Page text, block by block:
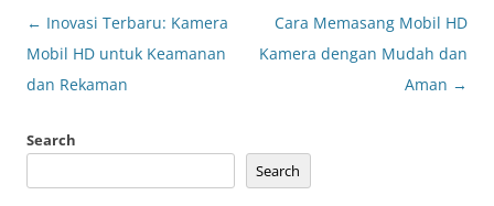
Post
navigation
← Inovasi Terbaru: Kamera
Mobil HD untuk Keamanan
dan Rekaman
Cara Memasang Mobil HD
Kamera dengan Mudah dan
Aman →
Search
Search